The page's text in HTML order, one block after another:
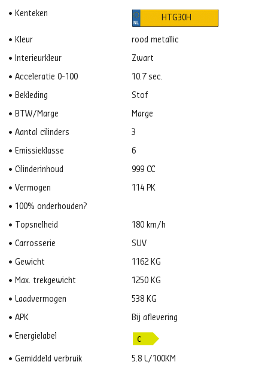
Kenteken HTG30H
Kleur rood metallic
Interieurkleur Zwart
Acceleratie 0-100 10.7 sec.
Bekleding Stof
BTW/Marge Marge
Aantal cilinders 3
Emissieklasse 6
Cilinderinhoud 999 CC
Vermogen 114 PK
100% onderhouden?
Topsnelheid 180 km/h
Carrosserie SUV
Gewicht 1162 KG
Max. trekgewicht 1250 KG
Laadvermogen 538 KG
APK Bij aflevering
Energielabel
Gemiddeld verbruik 5.8 L/100KM